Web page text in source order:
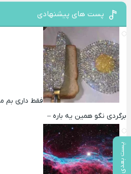
پست بعدی
پست های پیشنهادی
فقط داری بم
برگردی نگو همین یه باره –